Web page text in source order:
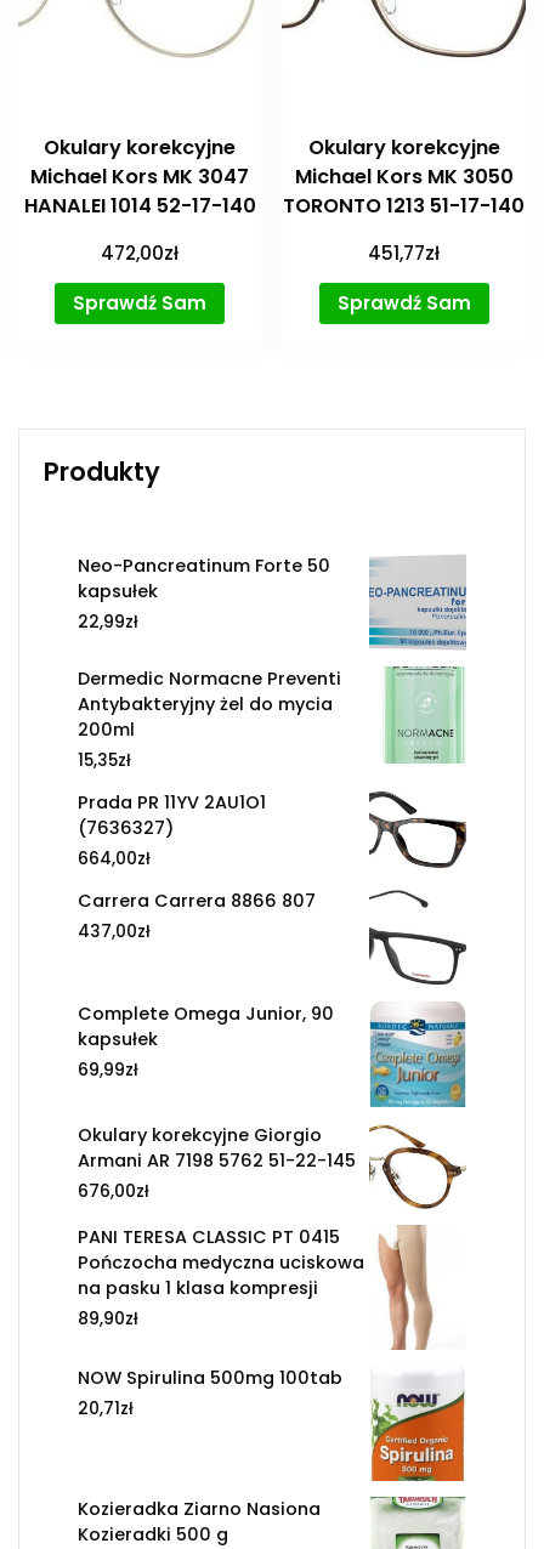
Okulary korekcyjne
Michael Kors MK 3047
HANALEI 1014 52-17-140
472,00zł
Sprawdź Sam
Okulary korekcyjne
Michael Kors MK 3050
TORONTO 1213 51-17-140
451,77zł
Sprawdź Sam
Produkty
Neo-Pancreatinum Forte 50
kapsułek
22,99zł
Dermedic Normacne Preventi
Antybakteryjny żel do mycia
200ml
15,35zł
Prada PR 11YV 2AU1O1
(7636327)
664,00zł
Carrera Carrera 8866 807
437,00zł
Complete Omega Junior, 90
kapsułek
69,99zł
Okulary korekcyjne Giorgio
Armani AR 7198 5762 51-22-145
676,00zł
PANI TERESA CLASSIC PT 0415
Pończocha medyczna uciskowa
na pasku 1 klasa kompresji
89,90zł
NOW Spirulina 500mg 100tab
20,71zł
Kozieradka Ziarno Nasiona
Kozieradki 500 g